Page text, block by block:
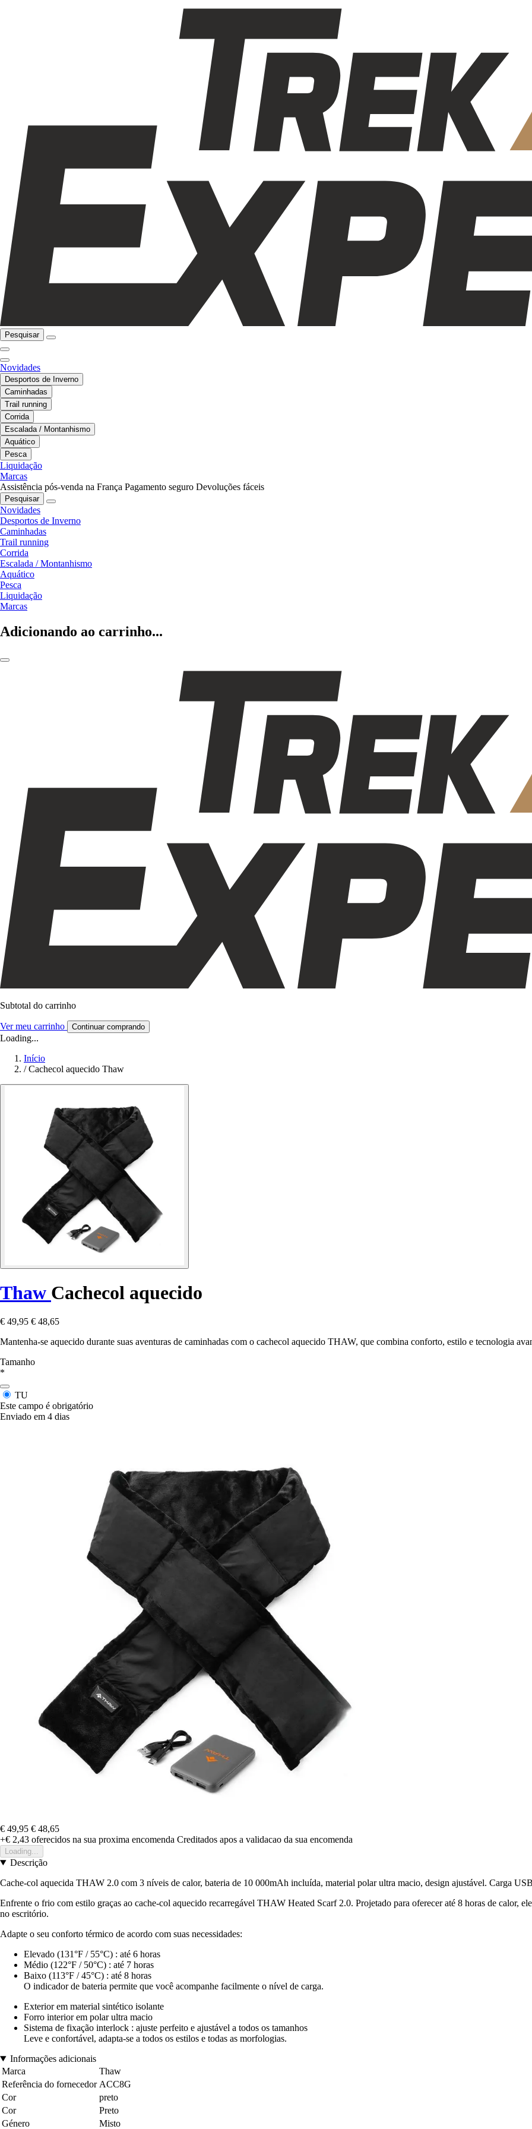
Pesquisar
Novidades
Desportos de Inverno
Caminhadas
Trail running
Corrida
Escalada / Montanhismo
Aquático
Pesca
Liquidação
Marcas
Assistência pós-venda na França Pagamento seguro Devoluções fáceis
Pesquisar
Novidades
Desportos de Inverno
Caminhadas
Trail running
Corrida
Escalada / Montanhismo
Aquático
Pesca
Liquidação
Marcas
Adicionando ao carrinho...
Subtotal do carrinho
Ver meu carrinho Continuar comprando
Loading...
Início
/ Cachecol aquecido Thaw
Thaw Cachecol aquecido
€ 49,95 € 48,65
Mantenha-se aquecido durante suas aventuras de caminhadas com o cachecol aquecido THAW, que combina conforto, estilo e tecnologia
Tamanho
*
TU
Este campo é obrigatório
Enviado em 4 dias
€ 49,95 € 48,65
+€ 2,43 oferecidos na sua proxima encomenda Creditados apos a validacao da sua encomenda
Loading...
Descrição
Cache-col aquecida THAW 2.0 com 3 níveis de calor, bateria de 10 000mAh incluída, material polar ultra macio, design ajustável. Carga
Enfrente o frio com estilo graças ao cache-col aquecido recarregável THAW Heated Scarf 2.0. Projetado para oferecer até 8 horas de calor,
no escritório.
Adapte o seu conforto térmico de acordo com suas necessidades:
Elevado (131°F / 55°C) : até 6 horas
Médio (122°F / 50°C) : até 7 horas
Baixo (113°F / 45°C) : até 8 horas
O indicador de bateria permite que você acompanhe facilmente o nível de carga.
Exterior em material sintético isolante
Forro interior em polar ultra macio
Sistema de fixação interlock : ajuste perfeito e ajustável a todos os tamanhos
Leve e confortável, adapta-se a todos os estilos e todas as morfologias.
Informações adicionais
Marca
Thaw
Referência do fornecedor ACC8G
Cor
preto
Cor
Preto
Género
Misto